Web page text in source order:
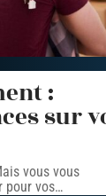
:
sur
vous vous
pour vos…